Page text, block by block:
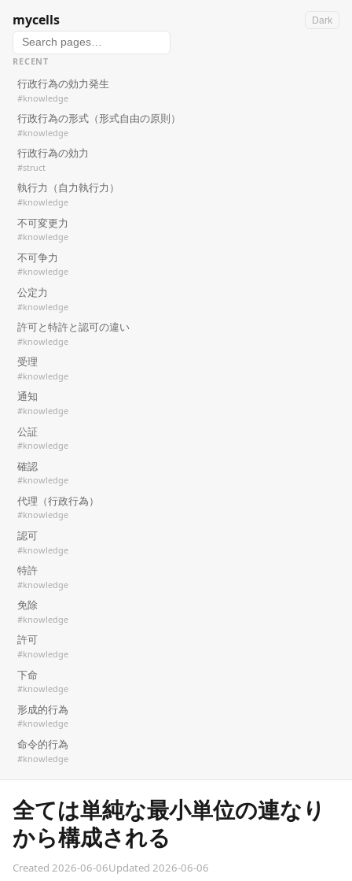
mycells Dark
RECENT
行政行為の効力発生
#knowledge
行政行為の形式（形式自由の原則）
#knowledge
行政行為の効力
#struct
執行力（自力執行力）
#knowledge
不可変更力
#knowledge
不可争力
#knowledge
公定力
#knowledge
許可と特許と認可の違い
#knowledge
受理
#knowledge
通知
#knowledge
公証
#knowledge
確認
#knowledge
代理（行政行為）
#knowledge
認可
#knowledge
特許
#knowledge
免除
#knowledge
許可
#knowledge
下命
#knowledge
形成的行為
#knowledge
命令的行為
#knowledge
全ては単純な最小単位の連なり
から構成される
Created 2026-06-06Updated 2026-06-06